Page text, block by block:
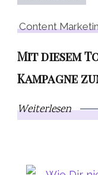
Content
Mit diesem
Kampagne
Weiterlesen